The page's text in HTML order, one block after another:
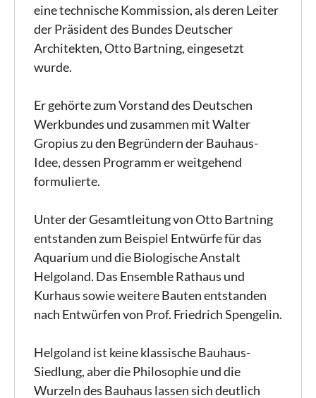
eine technische Kommission, als deren Leiter
der Präsident des Bundes Deutscher
Architekten, Otto Bartning, eingesetzt
wurde.
Er gehörte zum Vorstand des Deutschen
Werkbundes und zusammen mit Walter
Gropius zu den Begründern der Bauhaus-
Idee, dessen Programm er weitgehend
formulierte.
Unter der Gesamtleitung von Otto Bartning
entstanden zum Beispiel Entwürfe für das
Aquarium und die Biologische Anstalt
Helgoland. Das Ensemble Rathaus und
Kurhaus sowie weitere Bauten entstanden
nach Entwürfen von Prof. Friedrich Spengelin.
Helgoland ist keine klassische Bauhaus-
Siedlung, aber die Philosophie und die
Wurzeln des Bauhaus lassen sich deutlich